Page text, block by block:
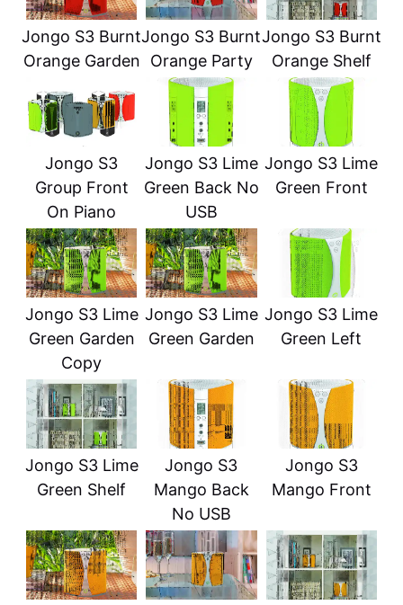
Jongo S3 Burnt
Orange Garden
Jongo S3 Burnt
Orange Party
Jongo S3 Burnt
Orange Shelf
Jongo S3
Group Front
On Piano
Jongo S3 Lime
Green Back No
USB
Jongo S3 Lime
Green Front
Jongo S3 Lime
Green Garden
Copy
Jongo S3 Lime
Green Garden
Jongo S3 Lime
Green Left
Jongo S3 Lime
Green Shelf
Jongo S3
Mango Back
No USB
Jongo S3
Mango Front